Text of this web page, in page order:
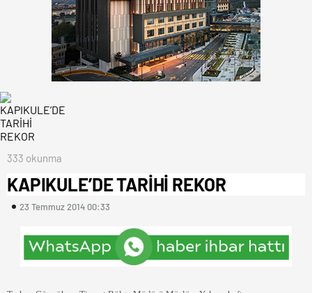
333 okunma
KAPIKULE’DE TARİHİ REKOR
23 Temmuz 2014 00:33